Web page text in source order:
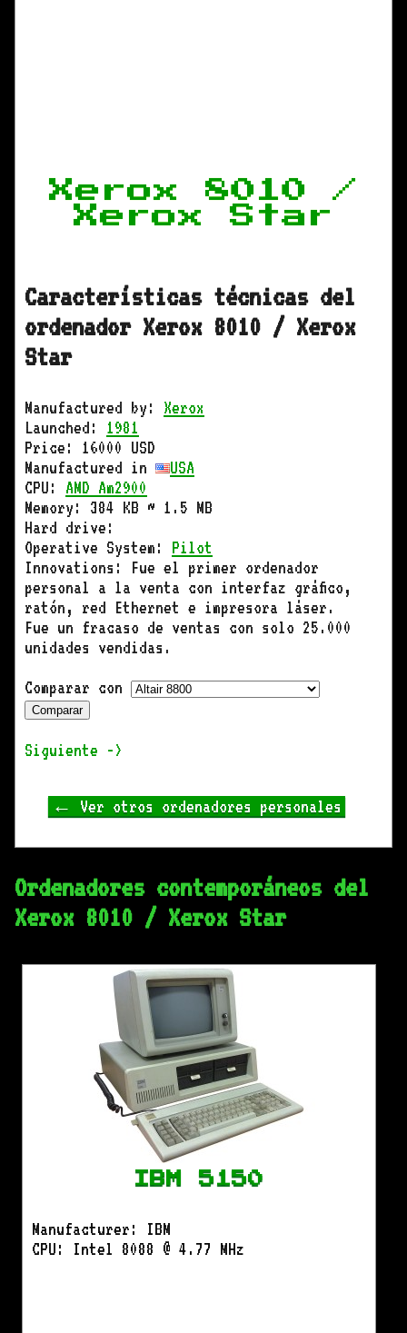
Xerox 8010 /
Xerox Star
Características técnicas del
ordenador Xerox 8010 / Xerox
Star
Manufactured by: Xerox
Launched: 1981
Price: 16000 USD
Manufactured in
USA
CPU: AMD Am2900
Memory: 384 KB ~ 1.5 MB
Hard drive:
Operative System: Pilot
Innovations: Fue el primer ordenador
personal a la venta con interfaz gráfico,
ratón, red Ethernet e impresora láser.
Fue un fracaso de ventas con solo 25.000
unidades vendidas.
Comparar con
Siguiente ->
← Ver otros ordenadores personales
Ordenadores contemporáneos del
Xerox 8010 / Xerox Star
IBM 5150
Manufacturer: IBM
CPU: Intel 8088 @ 4.77 MHz